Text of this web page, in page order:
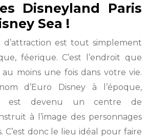
Disneyland Paris
Sea !
est tout simplement
féerique. C’est l’endroit que
moins une fois dans votre vie.
d’Euro Disney à l’époque,
est devenu un centre de
à l’image des personnages
C’est donc le lieu idéal pour faire